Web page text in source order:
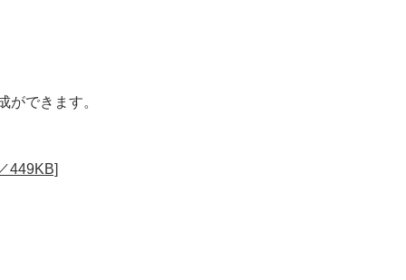
ができます。
449KB]